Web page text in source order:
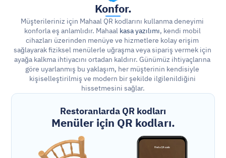
Konfor.
Müşterileriniz için Mahaal QR kodlarını kullanma deneyimi
konforla eş anlamlıdır. Mahaal kasa yazılımı, kendi mobil
cihazları üzerinden menüye ve hizmetlere kolay erişim
sağlayarak fiziksel menülerle uğraşma veya sipariş vermek için
ayağa kalkma ihtiyacını ortadan kaldırır. Günümüz ihtiyaçlarına
göre uyarlanmış bu yaklaşım, her müşterinin kendisiyle
kişiselleştirilmiş ve modern bir şekilde ilgilenildiğini
hissetmesini sağlar.
Restoranlarda QR kodları
Menüler için QR kodları.